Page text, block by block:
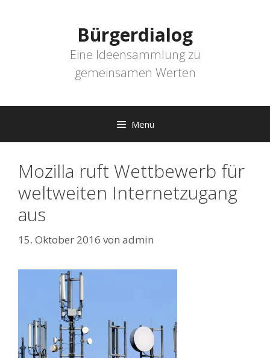
Bürgerdialog
Eine Ideensammlung zu
gemeinsamen Werten
Menü
Mozilla ruft Wettbewerb für
weltweiten Internetzugang
aus
15. Oktober 2016 von admin